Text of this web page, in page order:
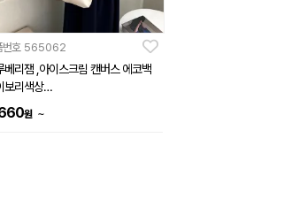
번호 565062
베리잼 ,아이스크림 캔버스 에코백
보리색상
원 ~